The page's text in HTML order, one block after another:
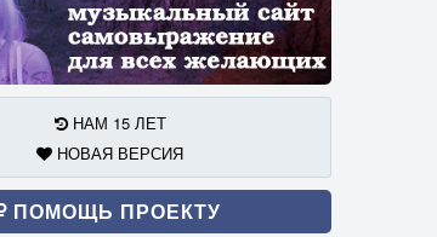
НАМ 15 ЛЕТ
НОВАЯ ВЕРСИЯ
ПОМОЩЬ ПРОЕКТУ